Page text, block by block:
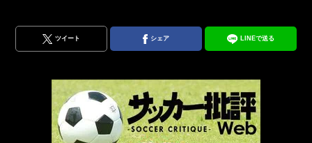
ツイート シェア LINEで送る